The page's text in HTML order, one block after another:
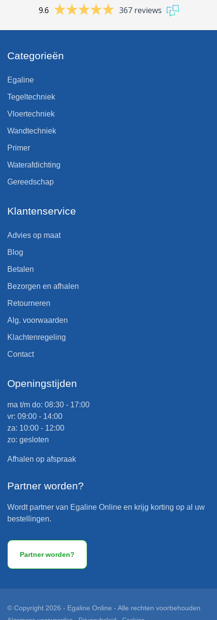
9.6 367 reviews
Categorieën
Egaline
Tegeltechniek
Vloertechniek
Wandtechniek
Primer
Waterafdichting
Gereedschap
Klantenservice
Advies op maat
Blog
Betalen
Bezorgen en afhalen
Retourneren
Alg. voorwaarden
Klachtenregeling
Contact
Openingstijden
ma t/m do: 08:30 - 17:00
vr: 09:00 - 14:00
za: 10:00 - 12:00
zo: gesloten
Afhalen op afspraak
Partner worden?
Wordt partner van Egaline Online en krijg korting op al uw
bestellingen.
Partner worden?
© Copyright 2026 - Egaline Online - Alle rechten voorbehouden